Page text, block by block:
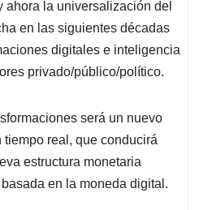
ahora la universalización del
en las siguientes décadas
digitales e inteligencia
privado/público/político.
será un nuevo
real, que conducirá
estructura monetaria
en la moneda digital.